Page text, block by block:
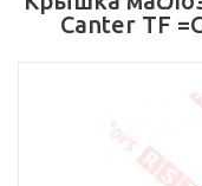
Canter TF